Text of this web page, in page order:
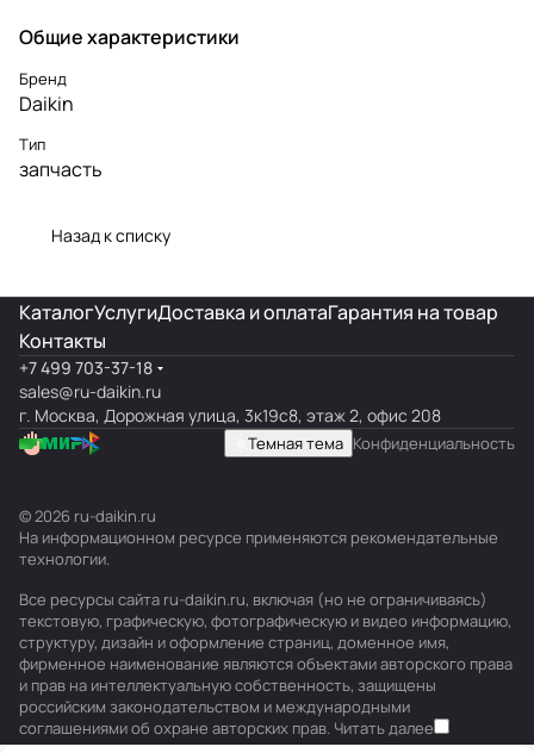
Общие характеристики
Бренд
Daikin
Тип
запчасть
Назад к списку
КаталогУслугиДоставка и оплатаГарантия на товар
Контакты
+7 499 703-37-18
sales@ru-daikin.ru
г. Москва, Дорожная улица, 3к19с8, этаж 2, офис 208
Темная тема Конфиденциальность
© 2026 ru-daikin.ru
На информационном ресурсе применяются рекомендательные
технологии.
Все ресурсы сайта ru-daikin.ru, включая (но не ограничиваясь)
текстовую, графическую, фотографическую и видео информацию,
структуру, дизайн и оформление страниц, доменное имя,
фирменное наименование являются объектами авторского права
и прав на интеллектуальную собственность, защищены
российским законодательством и международными
соглашениями об охране авторских прав. Читать далее